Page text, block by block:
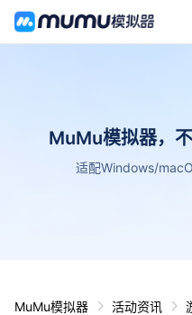
MuMu模拟器，
适配Windows/
MuMu模拟器 活动资讯